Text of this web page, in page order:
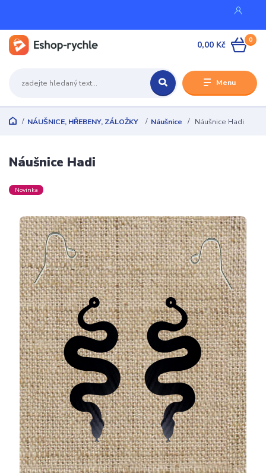
Menu
0
0,00 Kč
NÁUŠNICE, HŘEBENY, ZÁLOŽKY Náušnice Náušnice Hadi
Náušnice Hadi
Novinka